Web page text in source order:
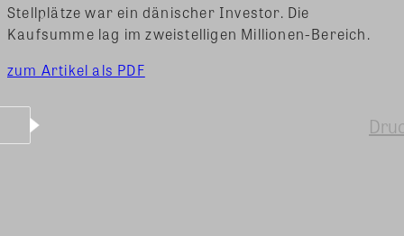
Stellplätze war ein dänischer Investor. Die
Kaufsumme lag im zweistelligen Millionen-Bereich.
zum Artikel als PDF